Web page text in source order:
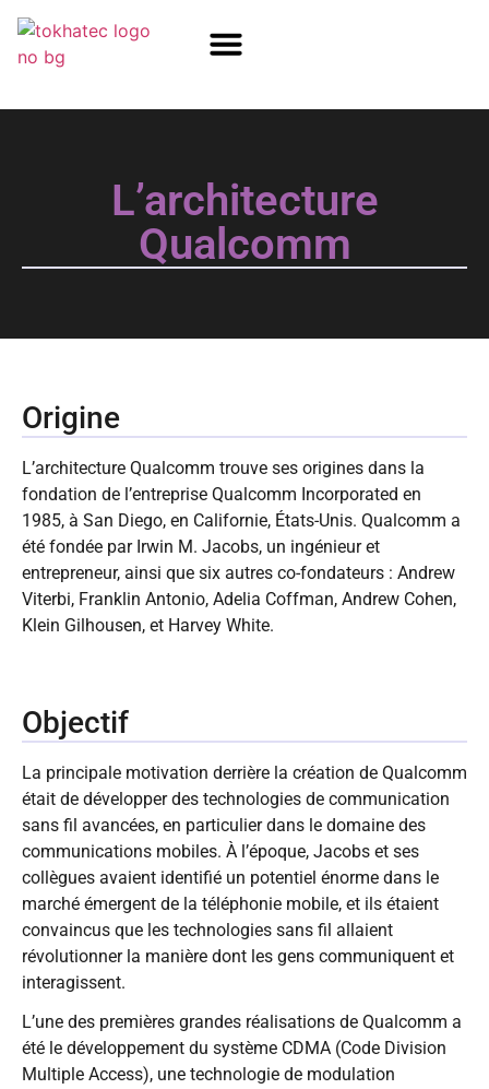
L’architecture
Qualcomm
Origine
L’architecture Qualcomm trouve ses origines dans la
fondation de l’entreprise Qualcomm Incorporated en
1985, à San Diego, en Californie, États-Unis. Qualcomm a
été fondée par Irwin M. Jacobs, un ingénieur et
entrepreneur, ainsi que six autres co-fondateurs : Andrew
Viterbi, Franklin Antonio, Adelia Coffman, Andrew Cohen,
Klein Gilhousen, et Harvey White.
Objectif
La principale motivation derrière la création de Qualcomm
était de développer des technologies de communication
sans fil avancées, en particulier dans le domaine des
communications mobiles. À l’époque, Jacobs et ses
collègues avaient identifié un potentiel énorme dans le
marché émergent de la téléphonie mobile, et ils étaient
convaincus que les technologies sans fil allaient
révolutionner la manière dont les gens communiquent et
interagissent.
L’une des premières grandes réalisations de Qualcomm a
été le développement du système CDMA (Code Division
Multiple Access), une technologie de modulation